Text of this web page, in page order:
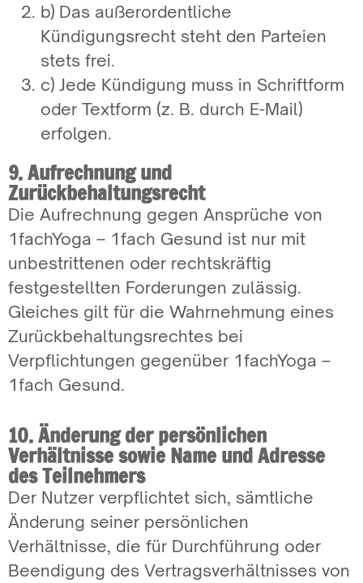
b) Das außerordentliche
Kündigungsrecht steht den Parteien
stets frei.
c) Jede Kündigung muss in Schriftform
oder Textform (z. B. durch E-Mail)
erfolgen.
9. Aufrechnung und
Zurückbehaltungsrecht
Die Aufrechnung gegen Ansprüche von
1fachYoga – 1fach Gesund ist nur mit
unbestrittenen oder rechtskräftig
festgestellten Forderungen zulässig.
Gleiches gilt für die Wahrnehmung eines
Zurückbehaltungsrechtes bei
Verpflichtungen gegenüber 1fachYoga –
1fach Gesund.
10. Änderung der persönlichen
Verhältnisse sowie Name und Adresse
des Teilnehmers
Der Nutzer verpflichtet sich, sämtliche
Änderung seiner persönlichen
Verhältnisse, die für Durchführung oder
Beendigung des Vertragsverhältnisses von